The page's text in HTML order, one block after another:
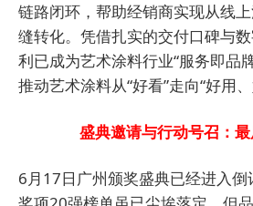
链路闭环，帮助经销商实现从线
缝转化。凭借扎实的交付口碑与
利已成为艺术涂料行业“服务即品
推动艺术涂料从“好看”走向“好用、
盛典邀请与行动号召：
6月17日广州颁奖盛典已经进入